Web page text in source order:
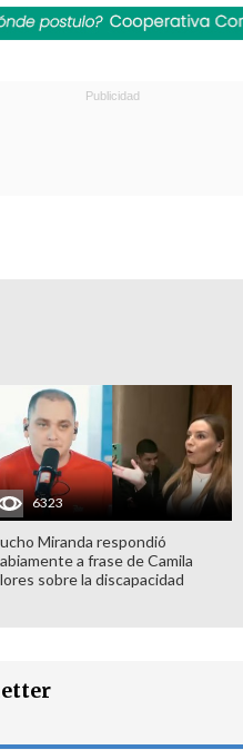
6323
Miranda respondió
a frase de Camila
sobre la discapacidad